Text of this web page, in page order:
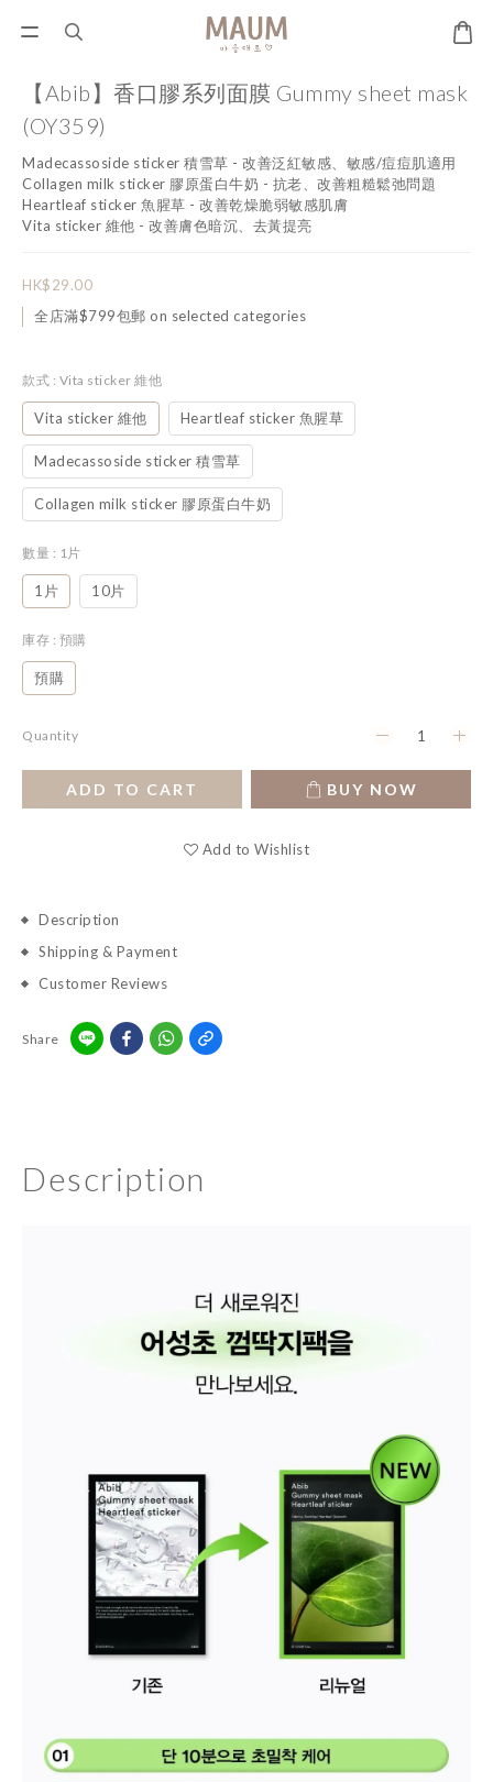
【Abib】香口膠系列面膜 Gummy sheet mask
(OY359)
Madecassoside sticker 積雪草 - 改善泛紅敏感、敏感/痘痘肌適用
Collagen milk sticker 膠原蛋白牛奶 - 抗老、改善粗糙鬆弛問題
Heartleaf sticker 魚腥草 - 改善乾燥脆弱敏感肌膚
Vita sticker 維他 - 改善膚色暗沉、去黃提亮
HK$29.00
全店滿$799包郵 on selected categories
款式 : Vita sticker 維他
Vita sticker 維他 Heartleaf sticker 魚腥草
Madecassoside sticker 積雪草
Collagen milk sticker 膠原蛋白牛奶
數量 : 1片
1片 10片
庫存 : 預購
預購
Quantity
ADD TO CART BUY NOW
Add to Wishlist
Description
Shipping & Payment
Customer Reviews
Share
Description